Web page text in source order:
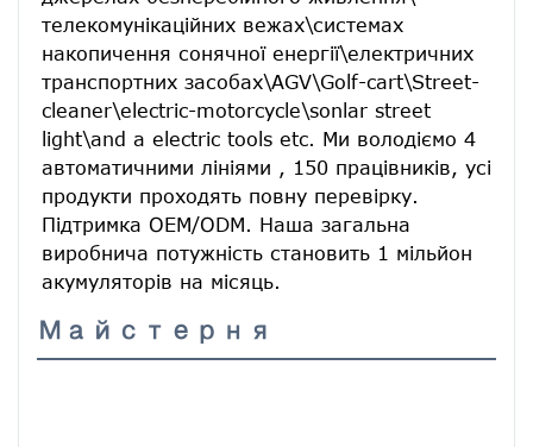
телекомунікаційних вежах\системах
накопичення сонячної енергії\електричних
транспортних засобах\AGV\Golf-cart\Street-
cleaner\electric-motorcycle\sonlar street
light\and a electric tools etc. Ми володіємо 4
автоматичними лініями , 150 працівників, усі
продукти проходять повну перевірку.
Підтримка OEM/ODM. Наша загальна
виробнича потужність становить 1 мільйон
акумуляторів на місяць.
Майстерня